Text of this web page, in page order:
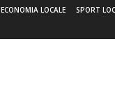
ECONOMIA LOCALE SPORT